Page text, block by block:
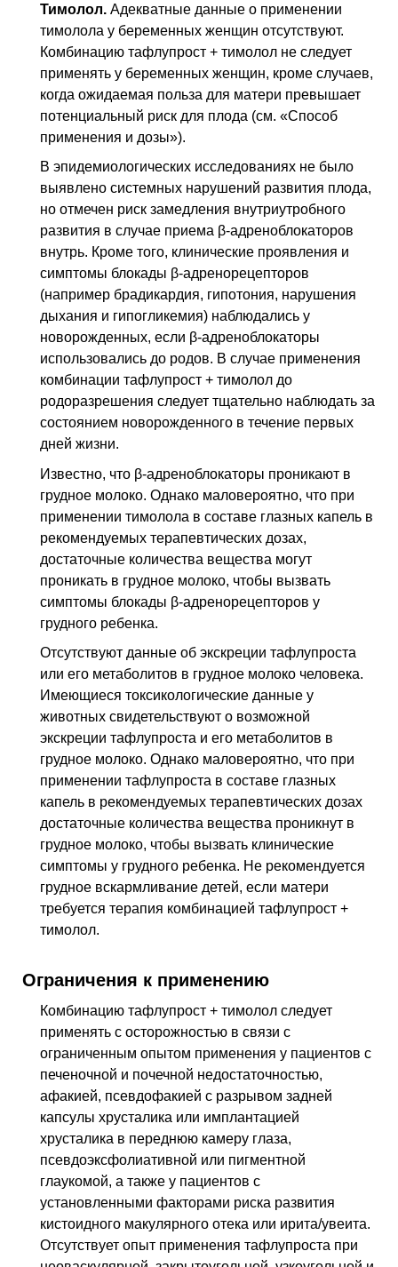
Тимолол. Адекватные данные о применении
тимолола у беременных женщин отсутствуют.
Комбинацию тафлупрост + тимолол не следует
применять у беременных женщин, кроме случаев,
когда ожидаемая польза для матери превышает
потенциальный риск для плода (см. «Способ
применения и дозы»).
В эпидемиологических исследованиях не было
выявлено системных нарушений развития плода,
но отмечен риск замедления внутриутробного
развития в случае приема β-адреноблокаторов
внутрь. Кроме того, клинические проявления и
симптомы блокады β-адренорецепторов
(например брадикардия, гипотония, нарушения
дыхания и гипогликемия) наблюдались у
новорожденных, если β-адреноблокаторы
использовались до родов. В случае применения
комбинации тафлупрост + тимолол до
родоразрешения следует тщательно наблюдать за
состоянием новорожденного в течение первых
дней жизни.
Известно, что β-адреноблокаторы проникают в
грудное молоко. Однако маловероятно, что при
применении тимолола в составе глазных капель в
рекомендуемых терапевтических дозах,
достаточные количества вещества могут
проникать в грудное молоко, чтобы вызвать
симптомы блокады β-адренорецепторов у
грудного ребенка.
Отсутствуют данные об экскреции тафлупроста
или его метаболитов в грудное молоко человека.
Имеющиеся токсикологические данные у
животных свидетельствуют о возможной
экскреции тафлупроста и его метаболитов в
грудное молоко. Однако маловероятно, что при
применении тафлупроста в составе глазных
капель в рекомендуемых терапевтических дозах
достаточные количества вещества проникнут в
грудное молоко, чтобы вызвать клинические
симптомы у грудного ребенка. Не рекомендуется
грудное вскармливание детей, если матери
требуется терапия комбинацией тафлупрост +
тимолол.
Ограничения к применению
Комбинацию тафлупрост + тимолол следует
применять с осторожностью в связи с
ограниченным опытом применения у пациентов с
печеночной и почечной недостаточностью,
афакией, псевдофакией с разрывом задней
капсулы хрусталика или имплантацией
хрусталика в переднюю камеру глаза,
псевдоэксфолиативной или пигментной
глаукомой, а также у пациентов с
установленными факторами риска развития
кистоидного макулярного отека или ирита/увеита.
Отсутствует опыт применения тафлупроста при